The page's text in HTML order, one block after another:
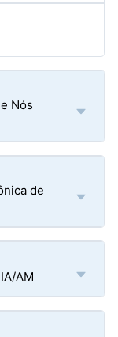
Nós
de
AM